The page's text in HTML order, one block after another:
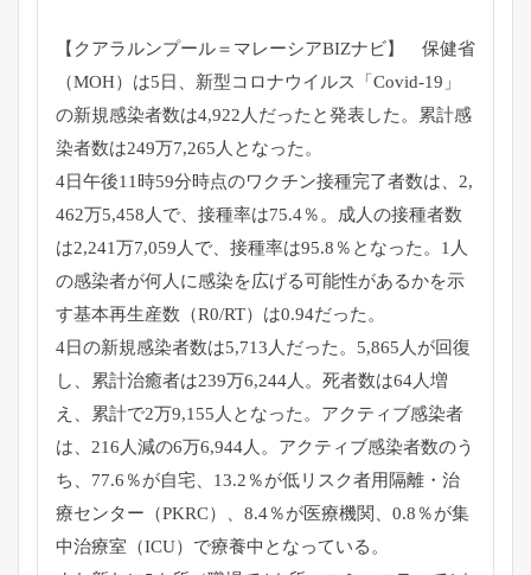
【クアラルンプール＝マレーシアBIZナビ】 保健省
（MOH）は5日、新型コロナウイルス「Covid-19」
の新規感染者数は4,922人だったと発表した。
累計感
染者数は249万7,265人となった。
4日午後11時59分時点のワクチン接種完了者数は、2,
462万5,458人で、接種率は75.4％。
成人の接種者数
は2,241万7,059人で、接種率は95.8％となった。 1人
の感染者が何人に感染を広げる可能性があるかを示
す基本再生産数（R0/RT）は0.94だった。
4日の新規感染者数は5,713人だった。5,865人が回復
し、累計治癒者は239万6,244人。 死者数は64人増
え、累計で2万9,155人となった。 アクティブ感染者
は、216人減の6万6,944人。 アクティブ感染者数のう
ち、77.6％が自宅、13.2％が低リスク者用隔離・治
療センター（PKRC）、8.4％が医療機関、0.8％が集
中治療室（ICU） で療養中となっている。